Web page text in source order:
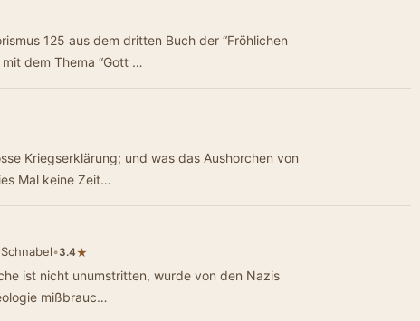
125 aus dem dritten Buch der “Fröhlichen
dem Thema “Gott …
Kriegserklärung; und was das Aushorchen von
Mal keine Zeit…
•3.4★
ist nicht unumstritten, wurde von den Nazis
mißbrauc…